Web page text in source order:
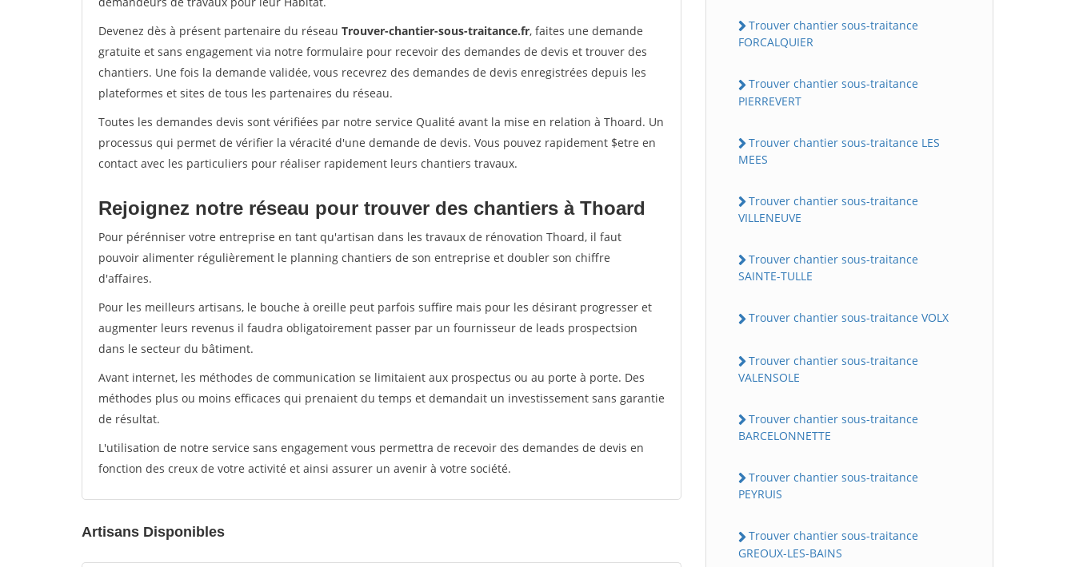
Devenez dès à présent partenaire du réseau Trouver-chantier-sous-traitance.fr, faites une demande
gratuite et sans engagement via notre formulaire pour recevoir des demandes de devis et trouver des
chantiers. Une fois la demande validée, vous recevrez des demandes de devis enregistrées depuis les
plateformes et sites de tous les partenaires du réseau.
Toutes les demandes devis sont vérifiées par notre service Qualité avant la mise en relation à Thoard. Un
processus qui permet de vérifier la véracité d'une demande de devis. Vous pouvez rapidement $etre en
contact avec les particuliers pour réaliser rapidement leurs chantiers travaux.
Rejoignez notre réseau pour trouver des chantiers à Thoard
Pour pérénniser votre entreprise en tant qu'artisan dans les travaux de rénovation Thoard, il faut
pouvoir alimenter régulièrement le planning chantiers de son entreprise et doubler son chiffre
d'affaires.
Pour les meilleurs artisans, le bouche à oreille peut parfois suffire mais pour les désirant progresser et
augmenter leurs revenus il faudra obligatoirement passer par un fournisseur de leads prospectsion
dans le secteur du bâtiment.
Avant internet, les méthodes de communication se limitaient aux prospectus ou au porte à porte. Des
méthodes plus ou moins efficaces qui prenaient du temps et demandait un investissement sans garantie
de résultat.
L'utilisation de notre service sans engagement vous permettra de recevoir des demandes de devis en
fonction des creux de votre activité et ainsi assurer un avenir à votre société.
Artisans Disponibles
Trouver chantier sous-traitance
FORCALQUIER
Trouver chantier sous-traitance
PIERREVERT
Trouver chantier sous-traitance LES
MEES
Trouver chantier sous-traitance
VILLENEUVE
Trouver chantier sous-traitance
SAINTE-TULLE
Trouver chantier sous-traitance VOLX
Trouver chantier sous-traitance
VALENSOLE
Trouver chantier sous-traitance
BARCELONNETTE
Trouver chantier sous-traitance
PEYRUIS
Trouver chantier sous-traitance
GREOUX-LES-BAINS